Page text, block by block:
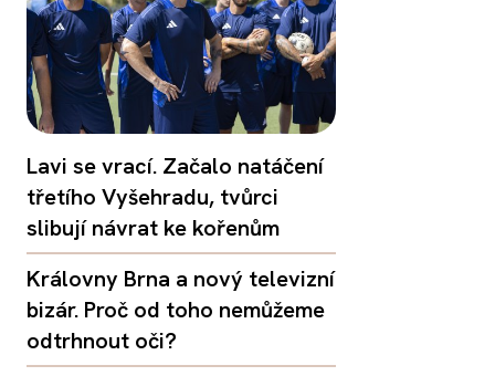
Lavi se vrací. Začalo natáčení
třetího Vyšehradu, tvůrci
slibují návrat ke kořenům
Královny Brna a nový televizní
bizár. Proč od toho nemůžeme
odtrhnout oči?